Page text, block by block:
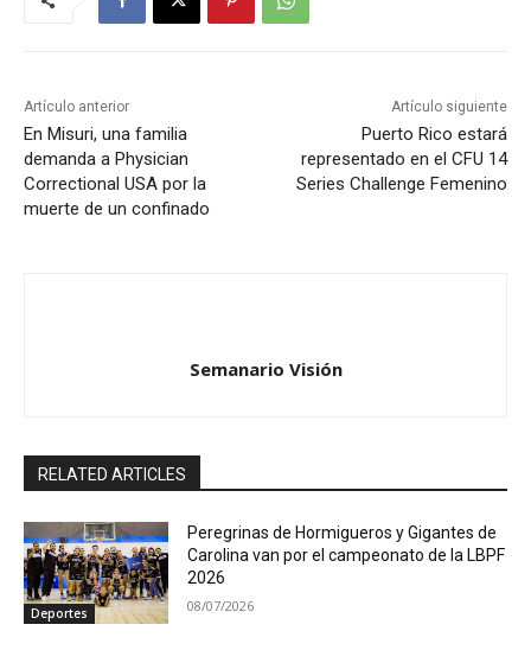
Artículo anterior
En Misuri, una familia
demanda a Physician
Correctional USA por la
muerte de un confinado
Artículo siguiente
Puerto Rico estará
representado en el CFU 14
Series Challenge Femenino
Semanario Visión
RELATED ARTICLES
Deportes
Peregrinas de Hormigueros y Gigantes de
Carolina van por el campeonato de la LBPF
2026
08/07/2026